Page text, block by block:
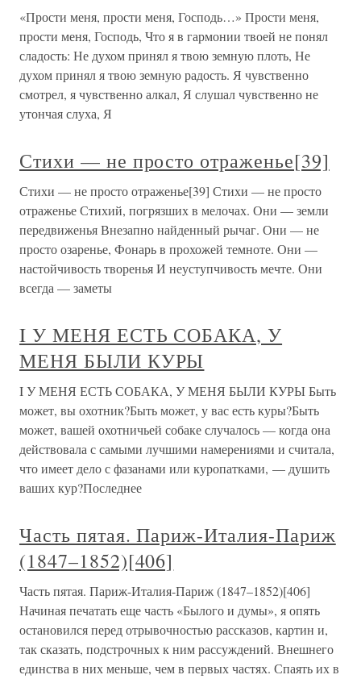
«Прости меня, прости меня, Господь…» Прости меня,
прости меня, Господь, Что я в гармонии твоей не понял
сладость: Не духом принял я твою земную плоть, Не
духом принял я твою земную радость. Я чувственно
смотрел, я чувственно алкал, Я слушал чувственно не
утончая слуха, Я
Стихи — не просто отраженье[39]
Стихи — не просто отраженье[39] Стихи — не просто
отраженье Стихий, погрязших в мелочах. Они — земли
передвиженья Внезапно найденный рычаг. Они — не
просто озаренье, Фонарь в прохожей темноте. Они —
настойчивость творенья И неуступчивость мечте. Они
всегда — заметы
I У МЕНЯ ЕСТЬ СОБАКА, У
МЕНЯ БЫЛИ КУРЫ
I У МЕНЯ ЕСТЬ СОБАКА, У МЕНЯ БЫЛИ КУРЫ Быть
может, вы охотник?Быть может, у вас есть куры?Быть
может, вашей охотничьей собаке случалось — когда она
действовала с самыми лучшими намерениями и считала,
что имеет дело с фазанами или куропатками, — душить
ваших кур?Последнее
Часть пятая. Париж-Италия-Париж
(1847–1852)[406]
Часть пятая. Париж-Италия-Париж (1847–1852)[406]
Начиная печатать еще часть «Былого и думы», я опять
остановился перед отрывочностью рассказов, картин и,
так сказать, подстрочных к ним рассуждений. Внешнего
единства в них меньше, чем в первых частях. Спаять их в